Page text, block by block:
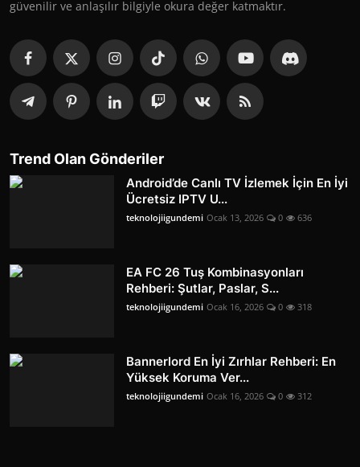
güvenilir ve anlaşılır bilgiyle okura değer katmaktır.
Trend Olan Gönderiler
Android’de Canlı TV İzlemek İçin En İyi
Ücretsiz IPTV U...
teknolojiigundemi Ocak 13, 2026 0 636
EA FC 26 Tuş Kombinasyonları
Rehberi: Şutlar, Paslar, S...
teknolojiigundemi Ocak 16, 2026 0 318
Bannerlord En İyi Zırhlar Rehberi: En
Yüksek Koruma Ver...
teknolojiigundemi Ocak 16, 2026 0 312